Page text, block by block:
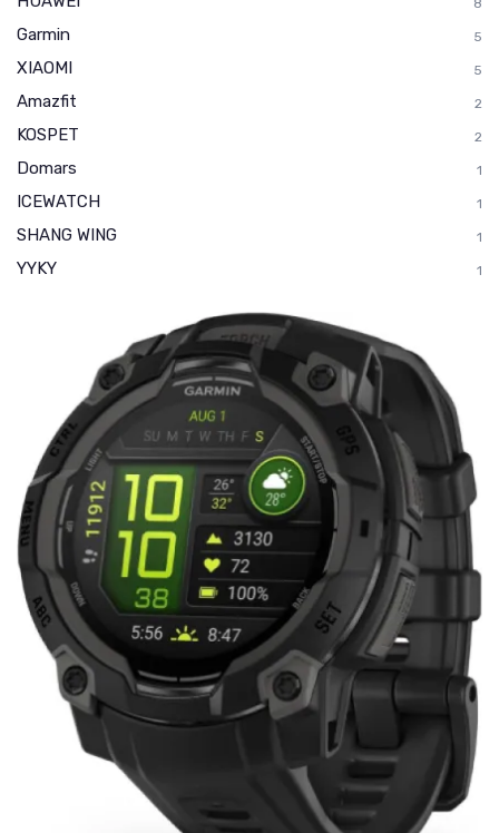
Garmin 5
XIAOMI 5
Amazfit 2
KOSPET 2
Domars 1
ICEWATCH 1
SHANG WING 1
YYKY 1